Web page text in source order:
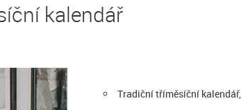
kalendář
Tradiční tříměsíční kalendář,